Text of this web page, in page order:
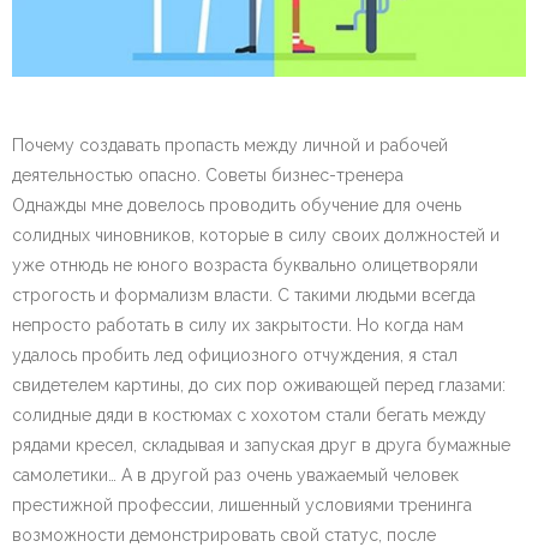
Почему создавать пропасть между личной и рабочей
деятельностью опасно. Советы бизнес-тренера
Однажды мне довелось проводить обучение для очень
солидных чиновников, которые в силу своих должностей и
уже отнюдь не юного возраста буквально олицетворяли
строгость и формализм власти. С такими людьми всегда
непросто работать в силу их закрытости. Но когда нам
удалось пробить лед официозного отчуждения, я стал
свидетелем картины, до сих пор оживающей перед глазами:
солидные дяди в костюмах с хохотом стали бегать между
рядами кресел, складывая и запуская друг в друга бумажные
самолетики… А в другой раз очень уважаемый человек
престижной профессии, лишенный условиями тренинга
возможности демонстрировать свой статус, после